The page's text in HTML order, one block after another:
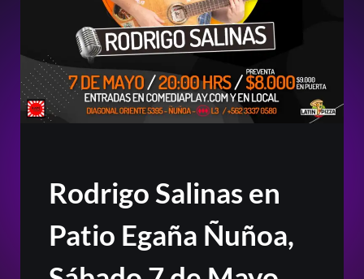
Rodrigo Salinas en
Patio Egaña Ñuñoa,